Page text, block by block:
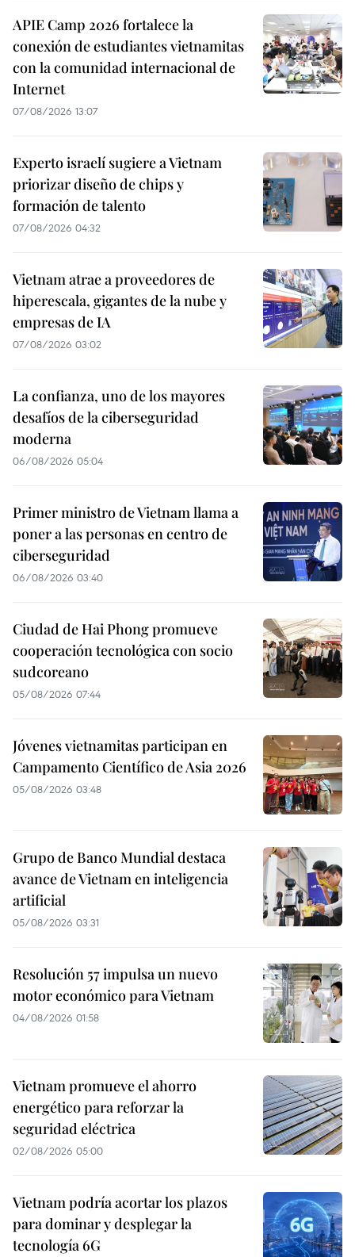
APIE Camp 2026 fortalece la
conexión de estudiantes vietnamitas
con la comunidad internacional de
Internet
07/08/2026 13:07
Experto israelí sugiere a Vietnam
priorizar diseño de chips y
formación de talento
07/08/2026 04:32
Vietnam atrae a proveedores de
hiperescala, gigantes de la nube y
empresas de IA
07/08/2026 03:02
La confianza, uno de los mayores
desafíos de la ciberseguridad
moderna
06/08/2026 05:04
Primer ministro de Vietnam llama a
poner a las personas en centro de
ciberseguridad
06/08/2026 03:40
Ciudad de Hai Phong promueve
cooperación tecnológica con socio
sudcoreano
05/08/2026 07:44
Jóvenes vietnamitas participan en
Campamento Científico de Asia 2026
05/08/2026 03:48
Grupo de Banco Mundial destaca
avance de Vietnam en inteligencia
artificial
05/08/2026 03:31
Resolución 57 impulsa un nuevo
motor económico para Vietnam
04/08/2026 01:58
Vietnam promueve el ahorro
energético para reforzar la
seguridad eléctrica
02/08/2026 05:00
Vietnam podría acortar los plazos
para dominar y desplegar la
tecnología 6G